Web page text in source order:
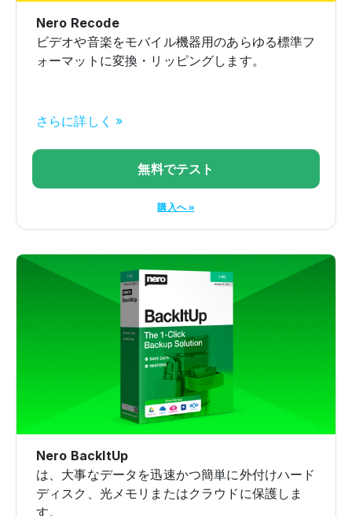
Nero Recode
ビデオや音楽をモバイル機器用のあらゆる標準フ
ォーマットに変換・リッピングします。
さらに詳しく »
無料でテスト
購入へ »
Nero BackItUp
は、大事なデータを迅速かつ簡単に外付けハード
ディスク、光メモリまたはクラウドに保護しま
す。